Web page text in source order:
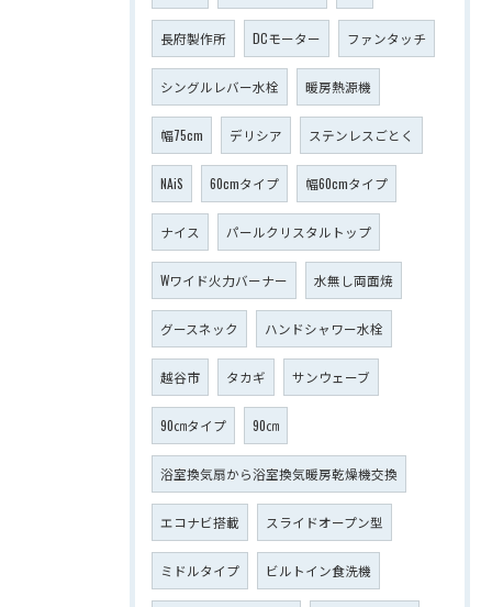
長府製作所 DCモーター ファンタッチ
シングルレバー水栓 暖房熱源機
幅75cm デリシア ステンレスごとく
NAiS 60cmタイプ 幅60cmタイプ
ナイス パールクリスタルトップ
Wワイド火力バーナー 水無し両面焼
グースネック ハンドシャワー水栓
越谷市 タカギ サンウェーブ
90㎝タイプ 90㎝
浴室換気扇から浴室換気暖房乾燥機交換
エコナビ搭載 スライドオープン型
ミドルタイプ ビルトイン食洗機